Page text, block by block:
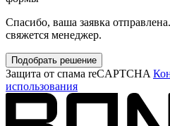
Спасибо, ваша заявка
свяжется менеджер.
Подобрать решение
Защита от спама reCAPTCHA
использования